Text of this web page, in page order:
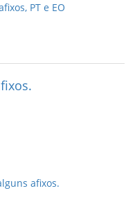
PT e EO
afixos.